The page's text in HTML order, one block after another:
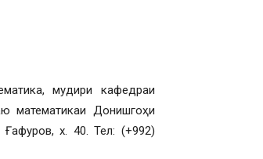
мудири кафедраи
математикаи Донишгоҳи
х. 40. Тел: (+992)